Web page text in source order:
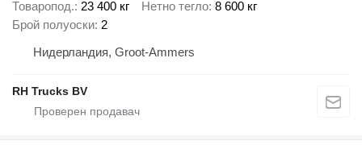
Товаропод. 23 400 кг Нетно тегло 8 600 кг
Брой полуоски 2
Нидерландия, Groot-Ammers
RH Trucks BV